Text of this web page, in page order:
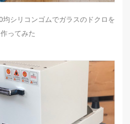
均シリコンゴムでガラスのドクロを
作ってみた